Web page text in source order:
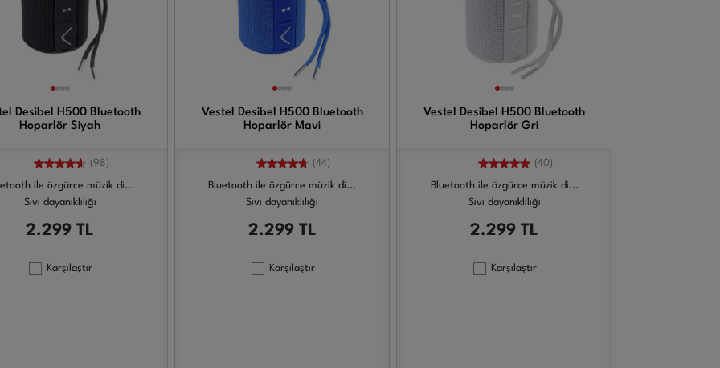
Desibel H500 Bluetooth
Hoparlör Siyah
(98)
ile özgürce müzik di...
Sıvı dayanıklılığı
2.299TL
Karşılaştır
Vestel Desibel H500 Bluetooth
Hoparlör Mavi
(44)
Bluetooth ile özgürce müzik di...
Sıvı dayanıklılığı
2.299 TL
Karşılaştır
Vestel Desibel H500 Bluetooth
Hoparlör Gri
(40)
Bluetooth ile özgürce müzik di...
Sıvı dayanıklılığı
2.299TL
Karşılaştır